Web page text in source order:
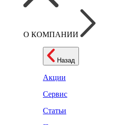
О КОМПАНИИ
Назад
Акции
Сервис
Статьи